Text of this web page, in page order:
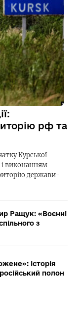
рф та
Курської
і виконанням
держави-
Ращук: «Воєнні
з
історія
полон